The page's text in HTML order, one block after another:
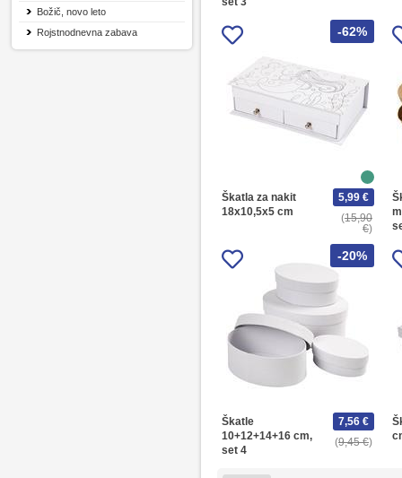
Božič, novo leto
Rojstnodnevna zabava
-62%
Škatla za nakit
18x10,5x5 cm
15,90
€
5,99 €
-20%
Škatle
10+12+14+16 cm,
set 4
9,45 €
7,56 €